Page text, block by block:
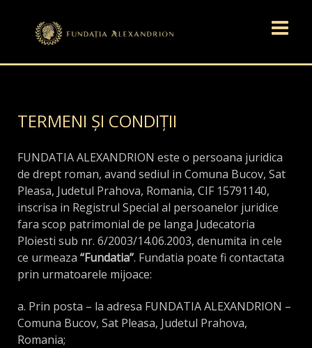
TERMENI ȘI CONDIȚII
FUNDATIA ALEXANDRION este o persoana juridica
de drept roman, avand sediul in Comuna Bucov, Sat
Pleasa, Judetul Prahova, Romania, CIF 15791140,
inscrisa in Registrul Special al persoanelor juridice
fara scop patrimonial de pe langa Judecatoria
Ploiesti sub nr. 6/2003/14.06.2003, denumita in cele
ce urmeaza “Fundatia”. Fundatia poate fi contactata
prin urmatoarele mijoace:
a. Prin posta – la adresa FUNDATIA ALEXANDRION –
Comuna Bucov, Sat Pleasa, Judetul Prahova,
Romania;